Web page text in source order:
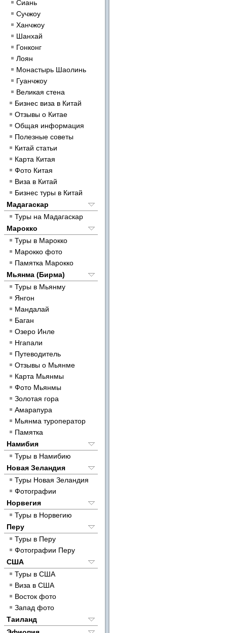
Сиань
Сучжоу
Ханчжоу
Шанхай
Гонконг
Лоян
Монастырь Шаолинь
Гуанчжоу
Великая стена
Бизнес виза в Китай
Отзывы о Китае
Общая информация
Полезные советы
Китай статьи
Карта Китая
Фото Китая
Виза в Китай
Бизнес туры в Китай
Мадагаскар
Туры на Мадагаскар
Марокко
Туры в Марокко
Марокко фото
Памятка Марокко
Мьянма (Бирма)
Туры в Мьянму
Янгон
Мандалай
Баган
Озеро Инле
Нгапали
Путеводитель
Отзывы о Мьянме
Карта Мьянмы
Фото Мьянмы
Золотая гора
Амарапура
Мьянма туроператор
Памятка
Намибия
Туры в Намибию
Новая Зеландия
Туры Новая Зеландия
Фотографии
Норвегия
Туры в Норвегию
Перу
Туры в Перу
Фотографии Перу
США
Туры в США
Виза в США
Восток фото
Запад фото
Таиланд